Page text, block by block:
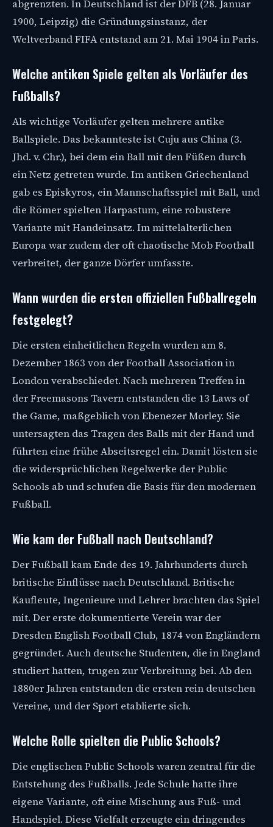
abgrenzten. In Deutschland ist der DFB (28. Januar
1900, Leipzig) die Gründungsinstanz, der
Weltverband FIFA entstand am 21. Mai 1904 in Paris.
Welche antiken Spiele gelten als Vorläufer des
Fußballs?
Als wichtige Vorläufer gelten mehrere antike
Ballspiele. Das bekannteste ist Cuju aus China (3.
Jhd. v. Chr.), bei dem ein Ball mit den Füßen durch
ein Netz getreten wurde. Im antiken Griechenland
gab es Episkyros, ein Mannschaftsspiel mit Ball, und
die Römer spielten Harpastum, eine robustere
Variante mit Handeinsatz. Im mittelalterlichen
Europa war zudem der oft chaotische Mob Football
verbreitet, der ganze Dörfer umfasste.
Wann wurden die ersten offiziellen Fußballregeln
festgelegt?
Die ersten einheitlichen Regeln wurden am 8.
Dezember 1863 von der Football Association in
London verabschiedet. Nach mehreren Treffen in
der Freemasons Tavern entstanden die 13 Laws of
the Game, maßgeblich von Ebenezer Morley. Sie
untersagten das Tragen des Balls mit der Hand und
führten eine frühe Abseitsregel ein. Damit lösten sie
die widersprüchlichen Regelwerke der Public
Schools ab und schufen die Basis für den modernen
Fußball.
Wie kam der Fußball nach Deutschland?
Der Fußball kam Ende des 19. Jahrhunderts durch
britische Einflüsse nach Deutschland. Britische
Kaufleute, Ingenieure und Lehrer brachten das Spiel
mit. Der erste dokumentierte Verein war der
Dresden English Football Club, 1874 von Engländern
gegründet. Auch deutsche Studenten, die in England
studiert hatten, trugen zur Verbreitung bei. Ab den
1880er Jahren entstanden die ersten rein deutschen
Vereine, und der Sport etablierte sich.
Welche Rolle spielten die Public Schools?
Die englischen Public Schools waren zentral für die
Entstehung des Fußballs. Jede Schule hatte ihre
eigene Variante, oft eine Mischung aus Fuß- und
Handspiel. Diese Vielfalt erzeugte ein dringendes